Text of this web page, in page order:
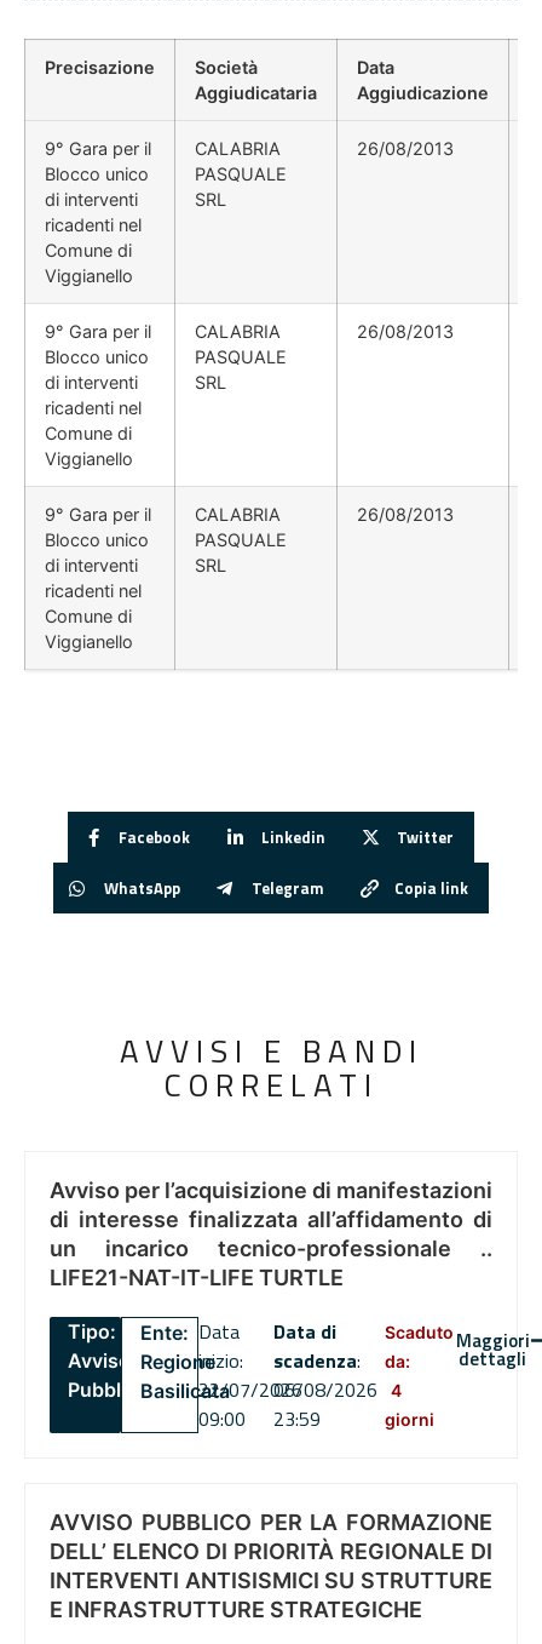
Precisazione
Società
Aggiudicataria
Data
Aggiudicazione
9° Gara per il
Blocco unico
di interventi
ricadenti nel
Comune di
Viggianello
CALABRIA
PASQUALE
SRL
26/08/2013
9° Gara per il
Blocco unico
di interventi
ricadenti nel
Comune di
Viggianello
CALABRIA
PASQUALE
SRL
26/08/2013
9° Gara per il
Blocco unico
di interventi
ricadenti nel
Comune di
Viggianello
CALABRIA
PASQUALE
SRL
26/08/2013
Facebook Linkedin Twitter
WhatsApp Telegram Copia link
AVVISI E BANDI
CORRELATI
Avviso per l’acquisizione di manifestazioni
di interesse finalizzata all’affidamento di
un incarico tecnico-professionale ..
LIFE21-NAT-IT-LIFE TURTLE
Tipo:
Avviso
Pubblico
Ente:
Regione
Basilicata
Data
inizio:
22/07/2026
09:00
Data di
scadenza:
06/08/2026
23:59
Scaduto
da:
4
giorni
Maggiori
dettagli
AVVISO PUBBLICO PER LA FORMAZIONE
DELL’ ELENCO DI PRIORITÀ REGIONALE DI
INTERVENTI ANTISISMICI SU STRUTTURE
E INFRASTRUTTURE STRATEGICHE